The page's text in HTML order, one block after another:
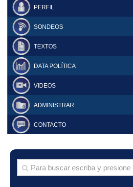
PERFIL
SONDEOS
TEXTOS
DATA POLÍTICA
VIDEOS
ADMINISTRAR
CONTACTO